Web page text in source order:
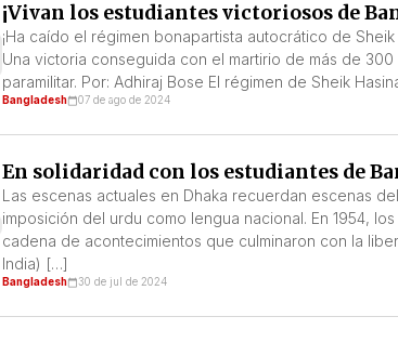
¡Vivan los estudiantes victoriosos de
¡Ha caído el régimen bonapartista autocrático de
Una victoria conseguida con el martirio de más de
paramilitar. Por: Adhiraj Bose El régimen de Sheik
Bangladesh 07 de ago de 2024
En solidaridad con los estudiantes de
Las escenas actuales en Dhaka recuerdan escenas
imposición del urdu como lengua nacional. En 1954,
cadena de acontecimientos que culminaron con la
India) […]
Bangladesh 30 de jul de 2024